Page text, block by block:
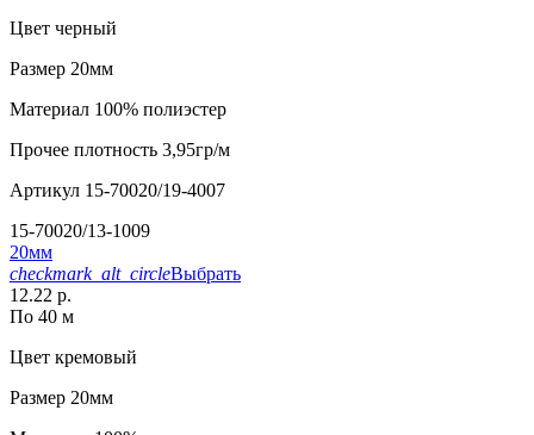
Цвет черный
Размер 20мм
Материал 100% полиэстер
Прочее плотность 3,95гр/м
Артикул 15-70020/19-4007
15-70020/13-1009
20мм
checkmark_alt_circleВыбрать
12.22 р.
По 40 м
Цвет кремовый
Размер 20мм